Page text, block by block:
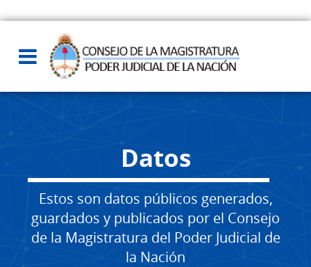
Datos
Estos son datos públicos generados,
guardados y publicados por el Consejo
de la Magistratura del Poder Judicial de
la Nación